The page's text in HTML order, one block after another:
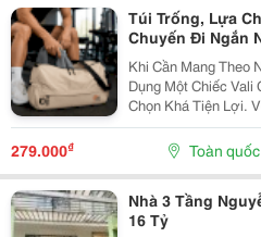
Túi Trống, Lựa
Chuyến Đi Ngắn
Khi Cần Mang Theo
Dụng Một Chiếc Vali
Chọn Khá Tiện Lợi.
Dáng Ngang, Túi Có
Xếp Quần Áo, Giày
279.000₫ Toàn quốc
Nhà 3 Tầng
16 Tỷ